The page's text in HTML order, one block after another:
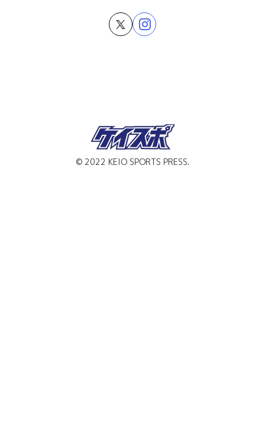
© 2022 KEIO SPORTS PRESS.